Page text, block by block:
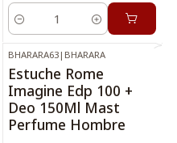
Cantidad
BHARARA63 | BHARARA
Estuche Rome
Imagine Edp 100 +
Deo 150Ml Mast
Perfume Hombre